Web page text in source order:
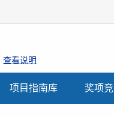
查看说明
项目指南库 奖项